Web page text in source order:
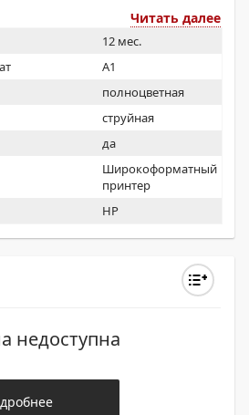
Читать далее
12 мес.
A1
полноцветная
струйная
да
Широкоформатный
принтер
HP
недоступна